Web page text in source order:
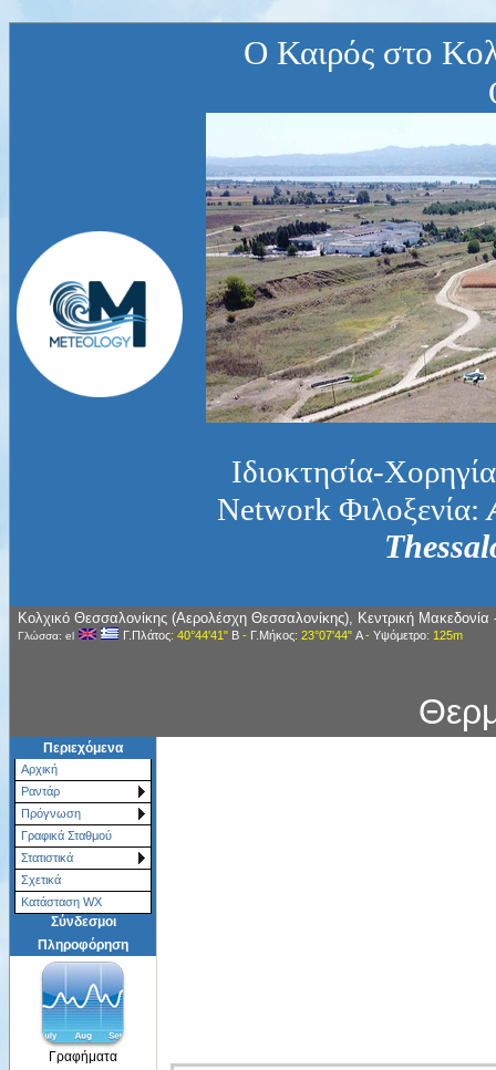
Ο Καιρός στο
Ιδιοκτησία-
Network Φιλοξενία:
Κολχικό Θεσσαλονίκης (Αερολέσχη Θεσσαλονίκης), Κεντρική
Γλώσσα: el Γ.Πλάτος: 40°44'41" Β- Γ.Μήκος: 23°07'44" Α- Υψόμετρο: 125m
Περιεχόμενα
Αρχική
Ραντάρ
Πρόγνωση
Γραφικά Σταθμού
Στατιστικά
Σχετικά
Κατάσταση WX
Σύνδεσμοι
Πληροφόρηση
Γραφήματα